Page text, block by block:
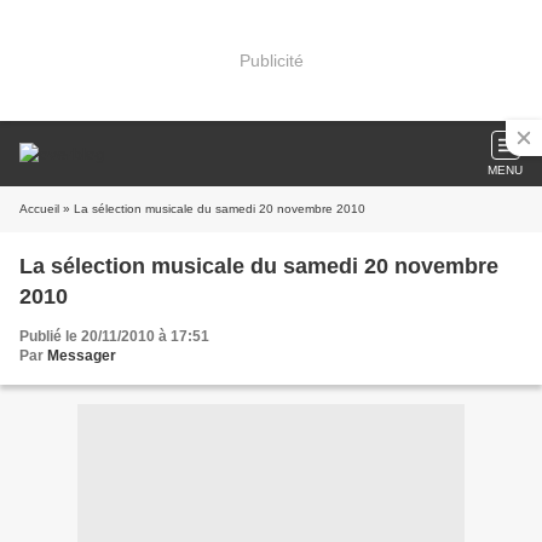
Publicité
MENU
Accueil » La sélection musicale du samedi 20 novembre 2010
La sélection musicale du samedi 20 novembre
2010
Publié le 20/11/2010 à 17:51
Par Messager